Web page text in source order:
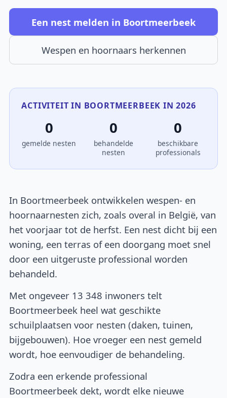
Een nest melden in Boortmeerbeek
Wespen en hoornaars herkennen
ACTIVITEIT IN BOORTMEERBEEK IN 2026
0
gemelde nesten
0
behandelde
nesten
0
beschikbare
professionals
In Boortmeerbeek ontwikkelen wespen- en
hoornaarnesten zich, zoals overal in België, van
het voorjaar tot de herfst. Een nest dicht bij een
woning, een terras of een doorgang moet snel
door een uitgeruste professional worden
behandeld.
Met ongeveer 13 348 inwoners telt
Boortmeerbeek heel wat geschikte
schuilplaatsen voor nesten (daken, tuinen,
bijgebouwen). Hoe vroeger een nest gemeld
wordt, hoe eenvoudiger de behandeling.
Zodra een erkende professional
Boortmeerbeek dekt, wordt elke nieuwe